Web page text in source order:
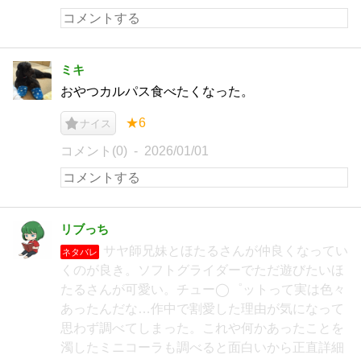
ミキ
おやつカルパス食べたくなった。
ナイス ★6
コメント(0) 2026/01/01
リブっち
ネタバレ
サヤ師兄妹とほたるさんが仲良くなってい
くのが良き。ソフトグライダーでただ遊びたいほ
たるさんが可愛い。チュー◯゜ットって実は色々
あったんだな…作中で割愛した理由が気になって
思わず調べてしまった。これや何かあったことを
濁したミニコーラも調べると面白いから正直詳細